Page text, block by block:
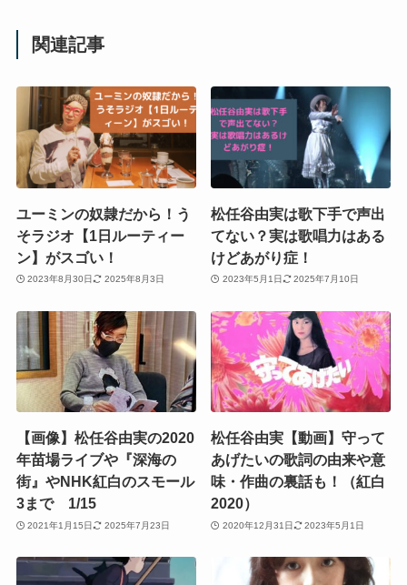
関連記事
ユーミンの奴隷だから！う
そラジオ【1日ルーティー
ン】がスゴい！
2023年8月30日 2025年8月3日
松任谷由実は歌下手で声出
てない？実は歌唱力はある
けどあがり症！
2023年5月1日 2025年7月10日
【画像】松任谷由実の2020
年苗場ライブや『深海の
街』やNHK紅白のスモール
3まで 1/15
2021年1月15日 2025年7月23日
松任谷由実【動画】守って
あげたいの歌詞の由来や意
味・作曲の裏話も！（紅白
2020）
2020年12月31日 2023年5月1日